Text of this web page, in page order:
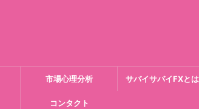
市場心理分析 サバイサバイFXとは
コンタクト